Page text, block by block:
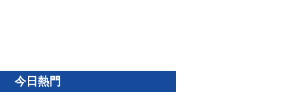
今日熱門